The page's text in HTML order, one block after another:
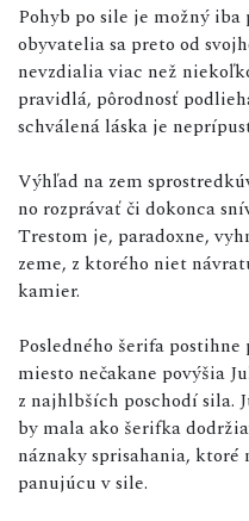
Pohyb po sile je možný
obyvatelia sa preto od
nevzdialia viac než
pravidlá, pôrodnosť
schválená láska je
Výhľad na zem
no rozprávať či dokonca
Trestom je, paradoxne,
zeme, z ktorého niet
kamier.
Posledného šerifa
miesto nečakane povýšia
z najhlbších poschodí sila.
by mala ako šerifka
náznaky sprisahania,
panujúcu v sile.